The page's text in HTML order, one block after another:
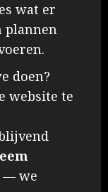
wat er
plannen
doen?
website te
— we